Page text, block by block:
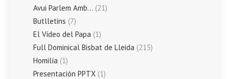
Avui Parlem Amb… (21)
Butlletins (7)
El Vídeo del Papa (1)
Full Dominical Bisbat de Lleida (215)
Homilía (1)
Presentación PPTX (1)